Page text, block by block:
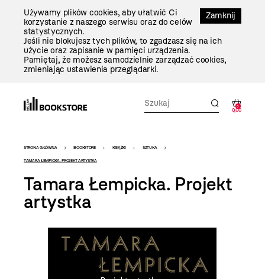
Zamknij
Używamy plików cookies, aby ułatwić Ci
korzystanie z naszego serwisu oraz do celów
statystycznych.
Jeśli nie blokujesz tych plików, to zgadzasz się na ich
użycie oraz zapisanie w pamięci urządzenia.
Pamiętaj, że możesz samodzielnie zarządzać cookies,
zmieniając ustawienia przeglądarki.
0
0,00
Bookstore
-
szablon
szczegóły
STRONA GŁÓWNA BOOKSTORE KSIĄŻKI SZTUKA
TAMARA ŁEMPICKA. PROJEKT ARTYSTKA
Tamara Łempicka. Projekt
artystka